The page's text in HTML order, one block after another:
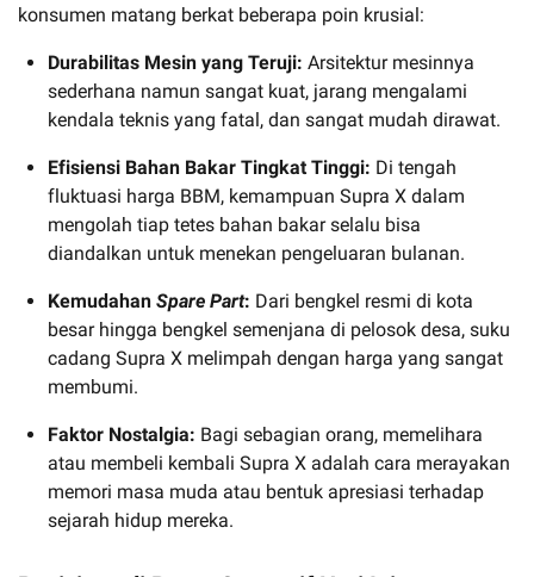
konsumen matang berkat beberapa poin krusial:
Durabilitas Mesin yang Teruji: Arsitektur mesinnya
sederhana namun sangat kuat, jarang mengalami
kendala teknis yang fatal, dan sangat mudah dirawat.
Efisiensi Bahan Bakar Tingkat Tinggi: Di tengah
fluktuasi harga BBM, kemampuan Supra X dalam
mengolah tiap tetes bahan bakar selalu bisa
diandalkan untuk menekan pengeluaran bulanan.
Kemudahan Spare Part: Dari bengkel resmi di kota
besar hingga bengkel semenjana di pelosok desa, suku
cadang Supra X melimpah dengan harga yang sangat
membumi.
Faktor Nostalgia: Bagi sebagian orang, memelihara
atau membeli kembali Supra X adalah cara merayakan
memori masa muda atau bentuk apresiasi terhadap
sejarah hidup mereka.